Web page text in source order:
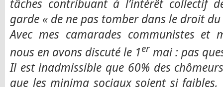
tâches contribuant à l’intérêt collectif
garde « de ne pas tomber dans le droit
Avec mes camarades communistes et
nous en avons discuté le 1er mai : pas
Il est inadmissible que 60% des
que les minima sociaux soient si faibles,